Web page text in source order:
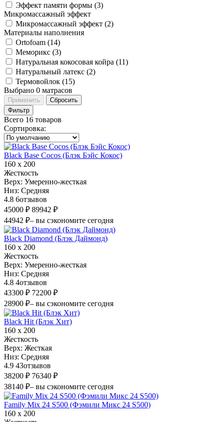
Эффект памяти формы (3)
Микромассажный эффект
Микромассажный эффект (2)
Материалы наполнения
Ortofoam (14)
Меморикс (3)
Натуральная кокосовая койра (11)
Натуральный латекс (2)
Термовойлок (15)
Выбрано 0 матрасов
Применить
Сбросить
Фильтр
Всего 16 товаров
Сортировка:
Black Base Cocos (Блэк Бэйс Кокос)
160 х 200
Жесткость
Верх: Умеренно-жесткая
Низ: Средняя
4.8 6отзывов
45000 ₽ 89942 ₽
44942 ₽– вы сэкономите сегодня
Black Diamond (Блэк Даймонд)
160 х 200
Жесткость
Верх: Умеренно-жесткая
Низ: Средняя
4.8 4отзывов
43300 ₽ 72200 ₽
28900 ₽– вы сэкономите сегодня
Black Hit (Блэк Хит)
160 х 200
Жесткость
Верх: Жесткая
Низ: Средняя
4.9 43отзывов
38200 ₽ 76340 ₽
38140 ₽– вы сэкономите сегодня
Family Mix 24 S500 (Фэмили Микс 24 S500)
160 х 200